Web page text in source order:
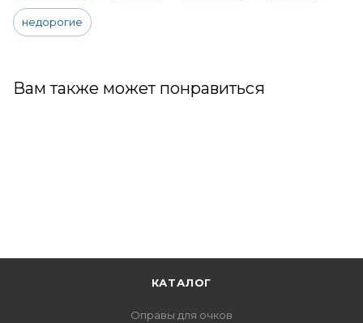
недорогие
Вам также может понравиться
КАТАЛОГ
Оправы для очков